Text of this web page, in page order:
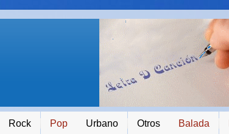
Rock Pop Urbano Otros Balada